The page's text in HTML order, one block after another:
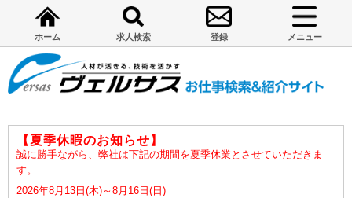
ホーム 求人検索 登録 メニュー
【夏季休暇のお知らせ】
誠に勝手ながら、弊社は下記の期間を夏季休業とさせていただきま
す。
2026年8月13日(木)～8月16日(日)